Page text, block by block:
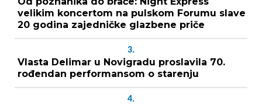
velikim koncertom na pulskom Forumu slave
20 godina zajedničke glazbene priče
3.
Vlasta Delimar u Novigradu proslavila 70.
rođendan performansom o starenju
4.